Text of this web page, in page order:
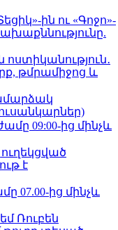
ին ու «Գոջո»-
թմրամիջոց և
09:00-ից մինչև
է
07.00-ից մինչև
Ռուբեն